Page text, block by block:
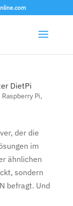
DietPi
Raspberry Pi,
der die
im
ähnlichen
sondern
befragt. Und